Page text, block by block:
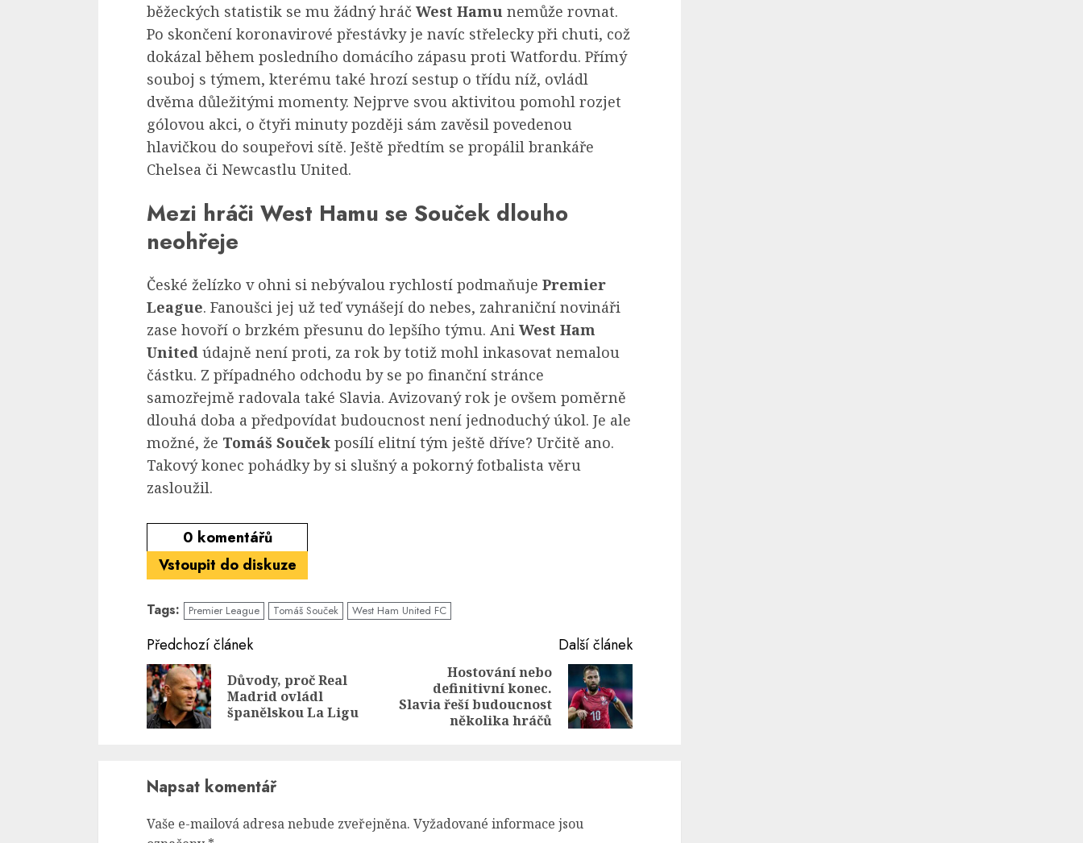
běžeckých statistik se mu žádný hráč West Hamu nemůže rovnat.
Po skončení koronavirové přestávky je navíc střelecky při chuti, což
dokázal během posledního domácího zápasu proti Watfordu. Přímý
souboj s týmem, kterému také hrozí sestup o třídu níž, ovládl
dvěma důležitými momenty. Nejprve svou aktivitou pomohl rozjet
gólovou akci, o čtyři minuty později sám zavěsil povedenou
hlavičkou do soupeřovi sítě. Ještě předtím se propálil brankáře
Chelsea či Newcastlu United.
Mezi hráči West Hamu se Souček dlouho
neohřeje
České želízko v ohni si nebývalou rychlostí podmaňuje Premier
League. Fanoušci jej už teď vynášejí do nebes, zahraniční novináři
zase hovoří o brzkém přesunu do lepšího týmu. Ani West Ham
United údajně není proti, za rok by totiž mohl inkasovat nemalou
částku. Z případného odchodu by se po finanční stránce
samozřejmě radovala také Slavia. Avizovaný rok je ovšem poměrně
dlouhá doba a předpovídat budoucnost není jednoduchý úkol. Je ale
možné, že Tomáš Souček posílí elitní tým ještě dříve? Určitě ano.
Takový konec pohádky by si slušný a pokorný fotbalista věru
zasloužil.
0 komentářů
Vstoupit do diskuze
Tags: Premier League Tomáš Souček West Ham United FC
Continue
Reading
Předchozí článek
Previous
post:
Důvody, proč Real
Madrid ovládl
španělskou La Ligu
Další článek
post:
Hostování nebo
definitivní konec.
Slavia řeší budoucnost
několika hráčů
Napsat komentář
Vaše e-mailová adresa nebude zveřejněna. Vyžadované informace jsou